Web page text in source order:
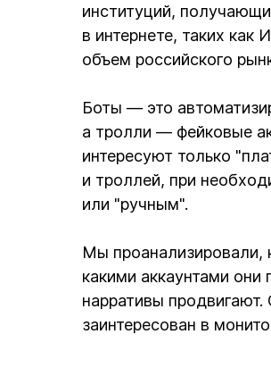
институций,
в интернете, таких
объем российского
Боты — это
а тролли — фейковые
интересуют только
и троллей, при
или "ручным".
Мы проанализировали,
какими аккаунтами
нарративы
заинтересован в